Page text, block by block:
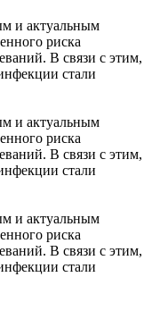
и актуальным
риска
В связи с этим,
стали
и актуальным
риска
В связи с этим,
стали
и актуальным
риска
В связи с этим,
стали